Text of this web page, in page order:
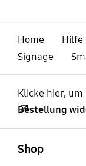
Home
Hilfe
Signage
Klicke hier,
Bestellung
Shop